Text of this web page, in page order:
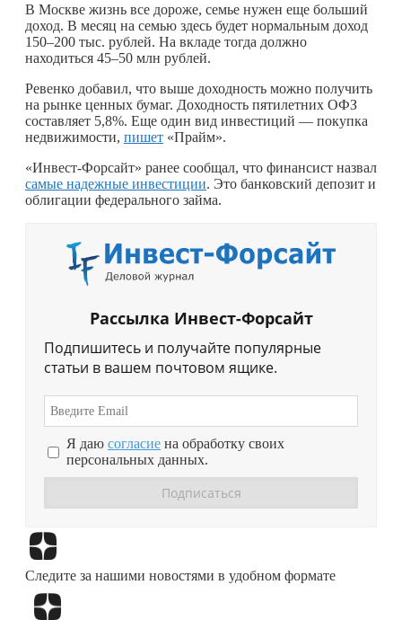
В Москве жизнь все дороже, семье нужен еще больший
доход. В месяц на семью здесь будет нормальным доход
150–200 тыс. рублей. На вкладе тогда должно
находиться 45–50 млн рублей.
Ревенко добавил, что выше доходность можно получить
на рынке ценных бумаг. Доходность пятилетних ОФЗ
составляет 5,8%. Еще один вид инвестиций — покупка
недвижимости, пишет «Прайм».
«Инвест-Форсайт» ранее сообщал, что финансист назвал
самые надежные инвестиции. Это банковский депозит и
облигации федерального займа.
Рассылка Инвест-Форсайт
Подпишитесь и получайте популярные
статьи в вашем почтовом ящике.
Я даю согласие на обработку своих
персональных данных.
Следите за нашими новостями в удобном формате